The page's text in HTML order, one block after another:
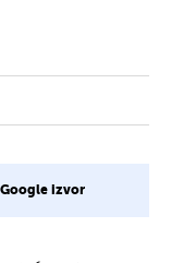
izvor